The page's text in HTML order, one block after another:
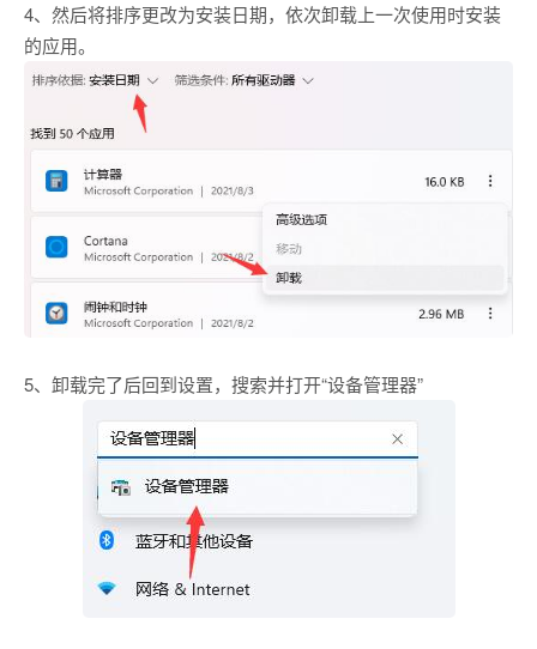
4、然后将排序更改为安装日期，依次卸载上一次使用时安装
的应用。
5、卸载完了后回到设置，搜索并打开“设备管理器”